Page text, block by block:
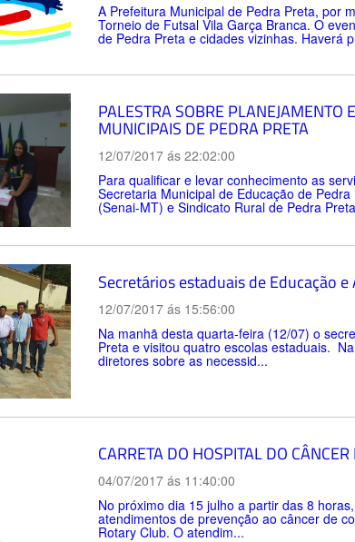
A Prefeitura Municipal de Pedra Preta, por
Torneio de Futsal Vila Garça Branca. O
de Pedra Preta e cidades vizinhas. Haverá
PALESTRA SOBRE PLANEJAMENTO
MUNICIPAIS DE PEDRA PRETA
12/07/2017 ás 22:02:00
Para qualificar e levar conhecimento as
Secretaria Municipal de Educação de
(Senai-MT) e Sindicato Rural de Pedra
Secretários estaduais de Educação
12/07/2017 ás 15:56:00
Na manhã desta quarta-feira (12/07) o
Preta e visitou quatro escolas estaduais.
diretores sobre as necessid...
CARRETA DO HOSPITAL DO
04/07/2017 ás 11:40:00
No próximo dia 15 julho a partir das 8
atendimentos de prevenção ao câncer de
Rotary Club. O atendim...